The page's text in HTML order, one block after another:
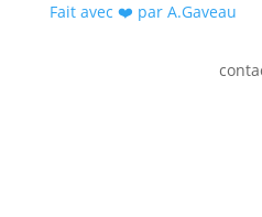
Fait avec ❤️ par A.Gaveau